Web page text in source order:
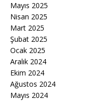
Mayıs 2025
Nisan 2025
Mart 2025
Şubat 2025
Ocak 2025
Aralık 2024
Ekim 2024
Ağustos 2024
Mayıs 2024